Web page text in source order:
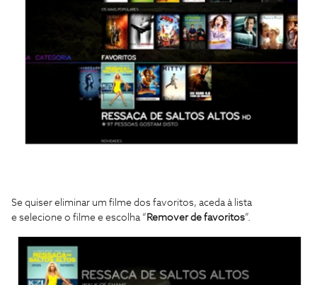
Se quiser eliminar um filme dos favoritos, aceda à lista
e selecione o filme e escolha “ Remover de favoritos”.